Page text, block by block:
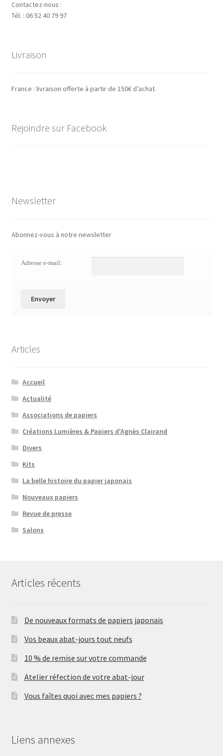
Contactez-nous :
Tél. : 06 52 40 79 97
Livraison
France : livraison offerte à partir de 150€ d’achat.
Rejoindre sur Facebook
Newsletter
Abonnez-vous à notre newsletter
Adresse e-mail:
Articles
Accueil
Actualité
Associations de papiers
Créations Lumières & Papiers d'Agnès Clairand
Divers
Kits
La belle histoire du papier japonais
Nouveaux papiers
Revue de presse
Salons
Articles récents
De nouveaux formats de papiers japonais
Vos beaux abat-jours tout neufs
10 % de remise sur votre commande
Atelier réfection de votre abat-jour
Vous faîtes quoi avec mes papiers ?
Liens annexes